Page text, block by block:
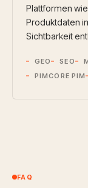
Plattformen
Produktdaten
Sichtbarkeit
GEO SEO
PIMCORE PIM
FAQ